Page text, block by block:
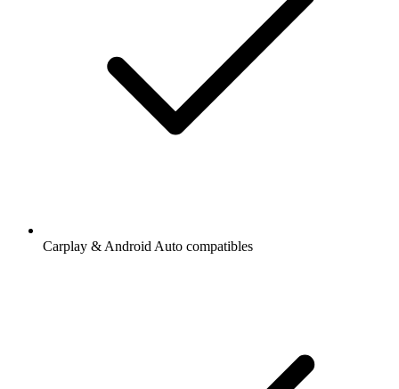
Carplay & Android Auto compatibles